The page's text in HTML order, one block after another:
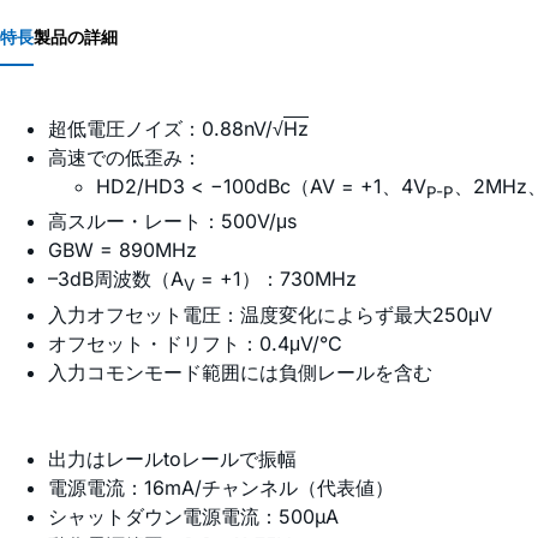
特長製品の詳細
超低電圧ノイズ：0.88nV/√Hz
高速での低歪み：
HD2/HD3 < −100dBc（AV = +1、4VP-P、2MHz
高スルー・レート：500V/μs
GBW = 890MHz
–3dB周波数（AV = +1）：730MHz
入力オフセット電圧：温度変化によらず最大250μV
オフセット・ドリフト：0.4μV/°C
入力コモンモード範囲には負側レールを含む
出力はレールtoレールで振幅
電源電流：16mA/チャンネル（代表値）
シャットダウン電源電流：500µA